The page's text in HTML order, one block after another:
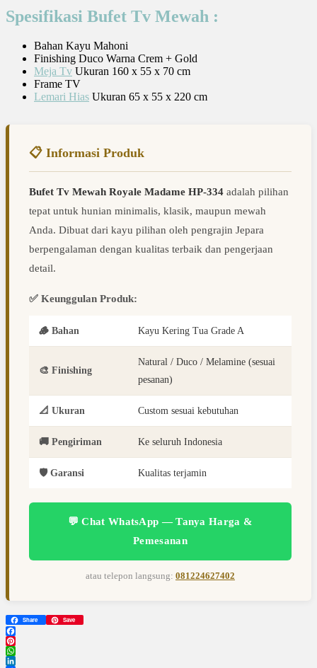
Spesifikasi Bufet Tv Mewah :
Bahan Kayu Mahoni
Finishing Duco Warna Crem + Gold
Meja Tv Ukuran 160 x 55 x 70 cm
Frame TV
Lemari Hias Ukuran 65 x 55 x 220 cm
📋 Informasi Produk
Bufet Tv Mewah Royale Madame HP-334 adalah pilihan
tepat untuk hunian minimalis, klasik, maupun mewah
Anda. Dibuat dari kayu pilihan oleh pengrajin Jepara
berpengalaman dengan kualitas terbaik dan pengerjaan
detail.
✅ Keunggulan Produk:
🪵 Bahan Kayu Kering Tua Grade A
🎨 Finishing
Natural / Duco / Melamine (sesuai
pesanan)
📐 Ukuran Custom sesuai kebutuhan
🚚 Pengiriman Ke seluruh Indonesia
🛡️ Garansi Kualitas terjamin
💬 Chat WhatsApp — Tanya Harga &
Pemesanan
atau telepon langsung: 081224627402
Share Save
Facebook
Pinterest
WhatsApp